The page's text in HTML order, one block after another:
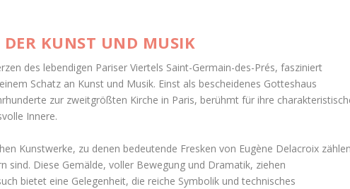
KUNST UND MUSIK
des lebendigen Pariser Viertels Saint-Germain-des-Prés, fasziniert
Schatz an Kunst und Musik. Einst als bescheidenes Gotteshaus
zur zweitgrößten Kirche in Paris, berühmt für ihre
Innere.
Kunstwerke, zu denen bedeutende Fresken von Eugène Delacroix
sind. Diese Gemälde, voller Bewegung und Dramatik, ziehen
bietet eine Gelegenheit, die reiche Symbolik und technisches